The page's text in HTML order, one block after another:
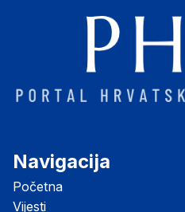
Navigacija
Početna
Vijesti